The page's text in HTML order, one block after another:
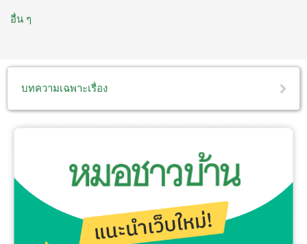
อื่น ๆ
บทความเฉพาะเรื่อง